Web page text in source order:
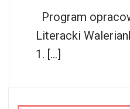
Program
Literacki
1. […]